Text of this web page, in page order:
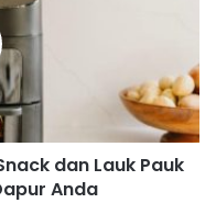
dan Lauk Pauk
Anda